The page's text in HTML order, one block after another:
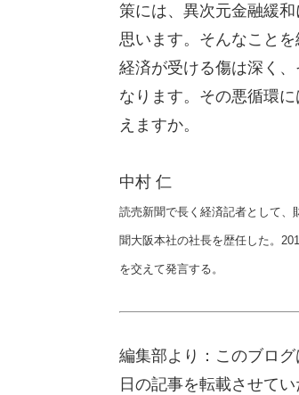
策には、異次元金融緩
思います。そんなこと
経済が受ける傷は深く
なります。その悪循環
えますか。
中村 仁
読売新聞で長く経済記者として、
聞大阪本社の社長を歴任した。
を交えて発言する。
編集部より：このブロ
日の記事を転載させて